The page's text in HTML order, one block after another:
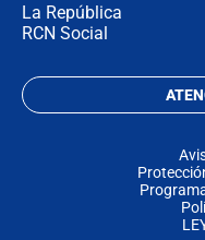
La República
RCN Social